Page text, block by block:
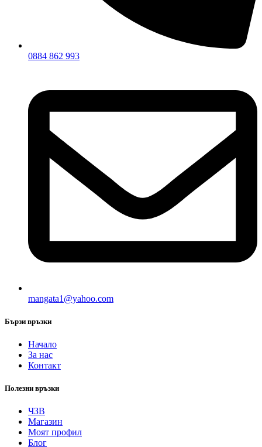
0884 862 993
mangata1@yahoo.com
Бързи връзки
Начало
За нас
Контакт
Полезни връзки
ЧЗВ
Магазин
Моят профил
Блог